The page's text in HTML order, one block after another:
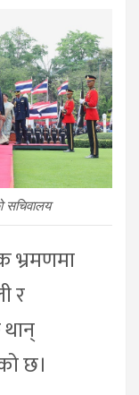
सचिवालय
भ्रमणमा
र
थान्
छ।